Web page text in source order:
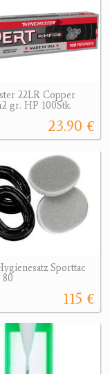
22LR Copper
gr. HP 100Stk.
23.90 €
Sporttac
115 €